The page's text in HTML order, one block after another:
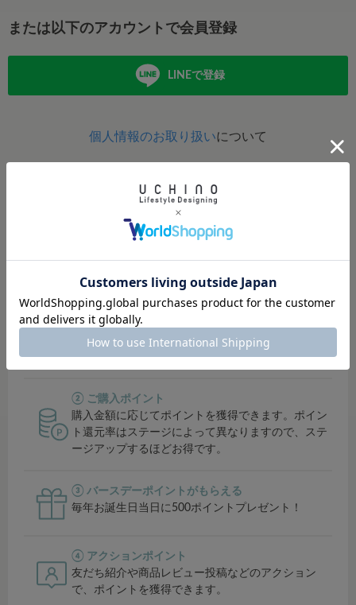
または以下のアカウントで会員登録
LINEで登録
個人情報のお取り扱いについて
定期的にポイントアップイベント開催！
イベント開催時は、ポイント還元率がUP！
貯まったポイントは、オンラインショップ・直営店では１
① シークレットセールにご招待
会員限定のシークレットセールでお得にお買い物で
きます。
② ご購入ポイント
購入金額に応じてポイントを獲得できます。ポイン
ト還元率はステージによって異なりますので、ステ
ージアップするほどお得です。
③ バースデーポイントがもらえる
毎年お誕生日当日に500ポイントプレゼント！
④ アクションポイント
友だち紹介や商品レビュー投稿などのアクション
で、ポイントを獲得できます。